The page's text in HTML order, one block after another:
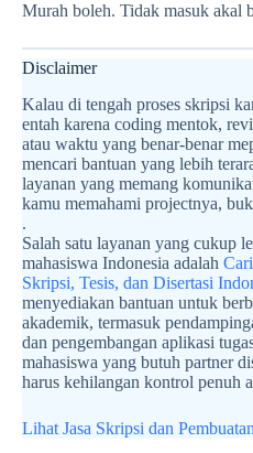
Murah boleh. Tidak masuk akal
Disclaimer
Kalau di tengah proses skripsi
entah karena coding mentok,
atau waktu yang benar-benar
mencari bantuan yang lebih
layanan yang memang
kamu memahami projectnya,
.
Salah satu layanan yang cukup
mahasiswa Indonesia adalah
Skripsi, Tesis, dan Disertasi
menyediakan bantuan untuk
akademik, termasuk
dan pengembangan aplikasi
mahasiswa yang butuh partner
harus kehilangan kontrol penuh
Lihat Jasa Skripsi dan